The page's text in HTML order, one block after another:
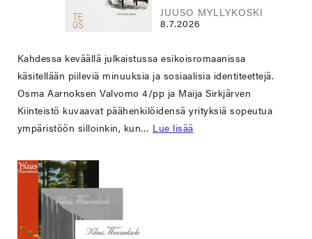
JUUSO MYLLYKOSKI
8.7.2026
Kahdessa keväällä julkaistussa esikoisromaanissa
käsitellään piileviä minuuksia ja sosiaalisia identiteettejä.
Osma Aarnoksen Valvomo 4/pp ja Maija Sirkjärven
Kiinteistö kuvaavat päähenkilöidensä yrityksiä sopeutua
ympäristöön silloinkin, kun… Lue lisää